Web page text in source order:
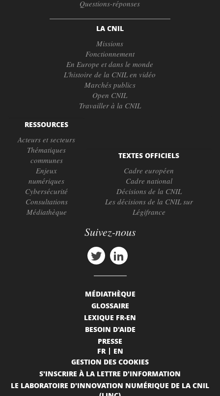
Questions-réponses
LA CNIL
Missions
Fonctionnement
En Europe et dans le monde
L'histoire de la CNIL en vidéo
Marchés publics
Open CNIL
Travailler à la CNIL
RESSOURCES
Acteurs et secteurs
Thématiques
communes
Enjeux
numériques
Cybersécurité
Consultations
Médiathèque
TEXTES OFFICIELS
Cadre européen
Cadre national
Décisions de la CNIL
Les décisions de la CNIL sur
Légifrance
Suivez-nous
MÉDIATHÈQUE
GLOSSAIRE
LEXIQUE FR-EN
BESOIN D'AIDE
PRESSE
FR
EN
GESTION DES COOKIES
S'INSCRIRE À LA LETTRE D'INFORMATION
LE LABORATOIRE D'INNOVATION NUMÉRIQUE DE LA CNIL